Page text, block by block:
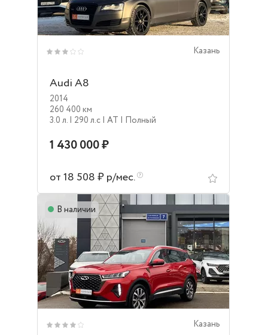
Казань
Audi A8
2014
260 400 км
3.0 л. | 290 л.c | AT | Полный
1 430 000 ₽
от 18 508 ₽ р/мес.
В наличии
Казань